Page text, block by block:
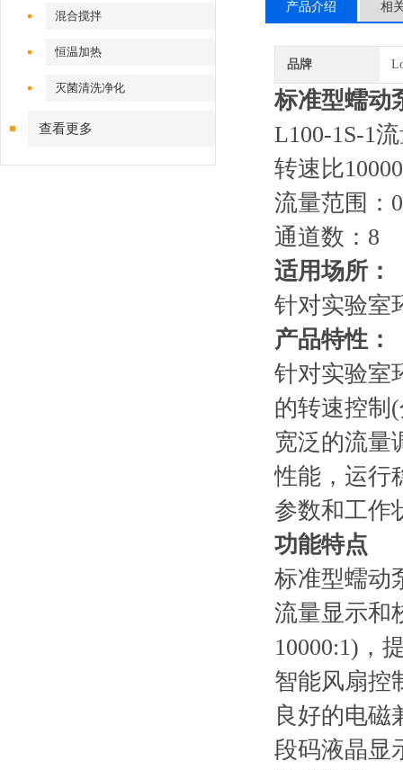
混合搅拌
恒温加热
灭菌清洗净化
查看更多
产品介绍 相
品牌
标准型蠕动
L100-1S-1
转速比
流量范围：
通道数：8
适用场所：
针对实验室
产品特性：
针对实验室
的转速控制
宽泛的流量
性能，运行
参数和工作
功能特点
标准型蠕动
流量显示和
10000:1)，
智能风扇控
良好的电磁
段码液晶显